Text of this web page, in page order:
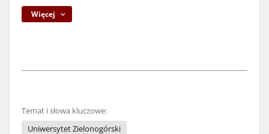
Więcej
Temat i słowa kluczowe:
Uniwersytet Zielonogórski